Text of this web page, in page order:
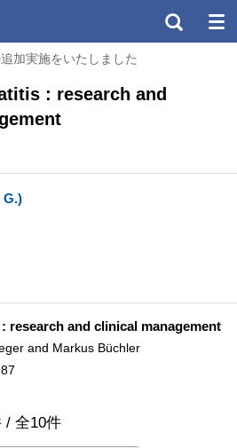
加実施をいたしました
: research and
G.)
research and clinical management
and Markus Büchler
/ 全10件